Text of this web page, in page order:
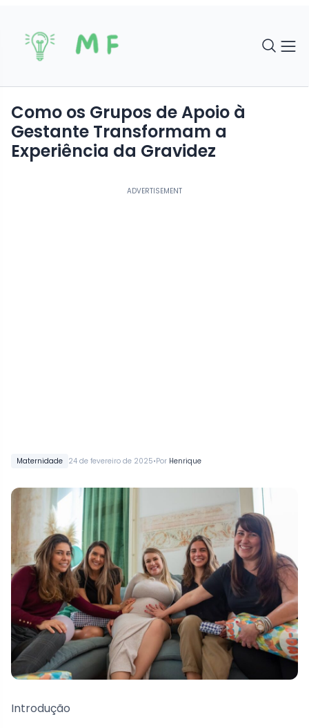
Maternidade 24 de fevereiro de 2025•Por Henrique
Como os Grupos de Apoio à
Gestante Transformam a
Experiência da Gravidez
ADVERTISEMENT
Introdução